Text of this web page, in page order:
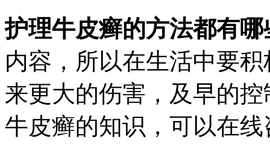
护理牛皮癣的方法都有哪
内容，所以在生活中要
来更大的伤害，及早的
牛皮癣的知识，可以在